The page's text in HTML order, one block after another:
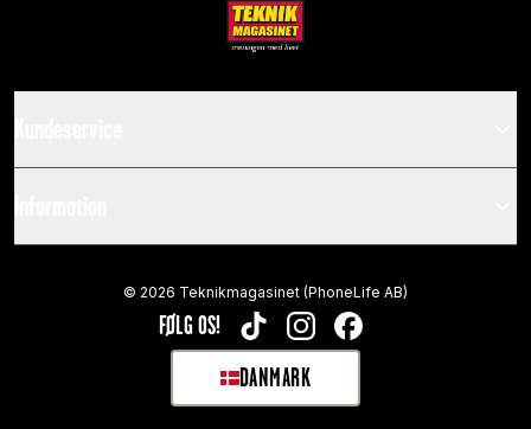
FØLG OS! TIKTOKINSTAGRAMFACEBOOK
DANMARK
SELECT MARKET
© 2026 Teknikmagasinet (PhoneLife AB)